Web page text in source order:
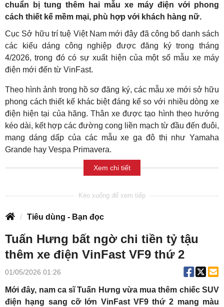
chuẩn bị tung thêm hai mẫu xe máy điện với phong
cách thiết kế mềm mại, phù hợp với khách hàng nữ.
Cục Sở hữu trí tuệ Việt Nam mới đây đã công bố danh sách
các kiểu dáng công nghiệp được đăng ký trong tháng
4/2026, trong đó có sự xuất hiện của một số mẫu xe máy
điện mới đến từ VinFast.
Theo hình ảnh trong hồ sơ đăng ký, các mẫu xe mới sở hữu
phong cách thiết kế khác biệt đáng kể so với nhiều dòng xe
điện hiện tại của hãng. Thân xe được tạo hình theo hướng
kéo dài, kết hợp các đường cong liền mạch từ đầu đến đuôi,
mang dáng dấp của các mẫu xe ga đô thị như Yamaha
Grande hay Vespa Primavera.
Xem chi tiết
Tiêu dùng - Bạn đọc
Tuấn Hưng bất ngờ chi tiền tỷ tậu
thêm xe điện VinFast VF9 thứ 2
01/05/2026 01:26
Mới đây, nam ca sĩ Tuấn Hưng vừa mua thêm chiếc SUV
điện hạng sang cỡ lớn VinFast VF9 thứ 2 mang màu